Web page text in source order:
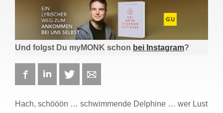
Und folgst Du myMONK schon bei Instagram?
FacebookLinkedIn Twitter
Hach, schööön … schwimmende Delphine … wer Lust